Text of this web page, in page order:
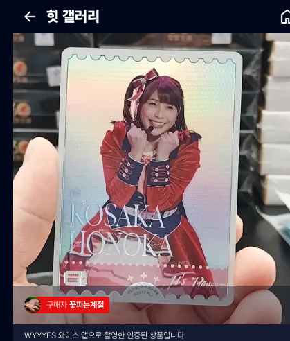
힛 갤러리
구매자 꽃피는계절
WYYYES 와이스 앱으로 촬영한 인증된 상품입니다